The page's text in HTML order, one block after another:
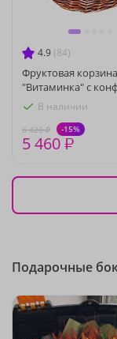
4.9 (84)
Фруктовая корзина
"Витаминка" с
В наличии
6 420 ₽ -15%
5 460 ₽
Подарочные